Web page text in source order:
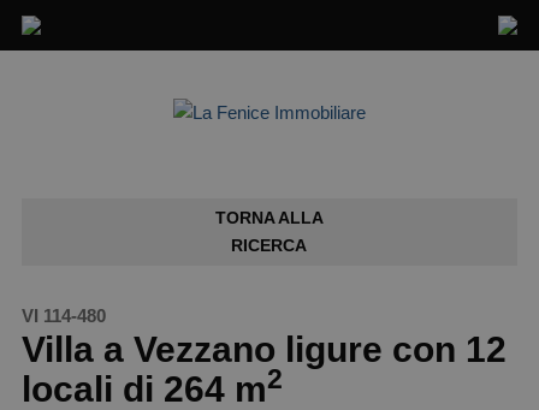
TORNA ALLA
RICERCA
VI 114-480
Villa a Vezzano ligure con 12
locali di 264 m2